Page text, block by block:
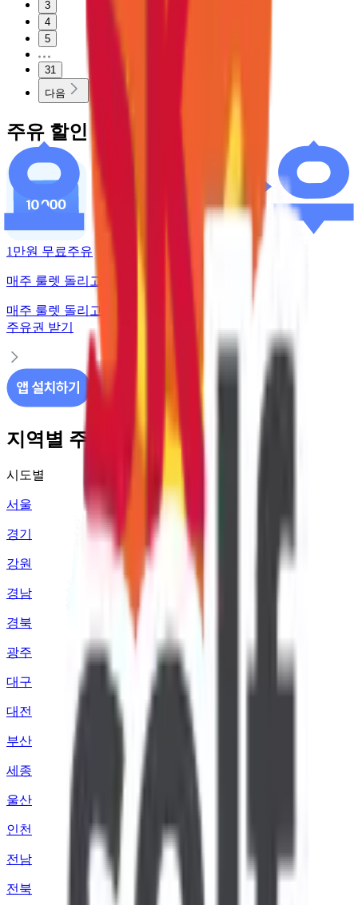
3
4
5
31
다음
주유 할인 혜택
1만원 무료주유
매주 룰렛 돌리고 주유권 받기
매주 룰렛 돌리고
주유권 받기
지역별 주유소 가격 정보
시도별
서울
경기
강원
경남
경북
광주
대구
대전
부산
세종
울산
인천
전남
전북